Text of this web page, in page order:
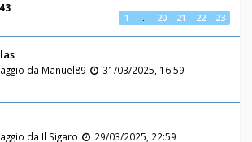
1 … 20 21 22 23
da Manuel89
31/03/2025, 16:59
da Il Sigaro
29/03/2025, 22:59